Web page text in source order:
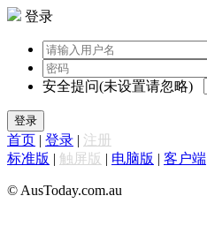
登录
安全提问(未设置请忽略)
登录
首页 | 登录 | 注册
标准版 | 触屏版 | 电脑版 | 客户端
© AusToday.com.au